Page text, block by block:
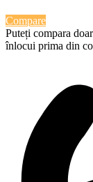
Compare
Puteți compara
înlocui prima din